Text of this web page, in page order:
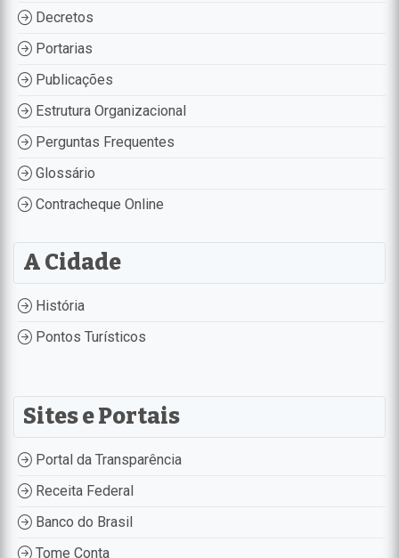
Decretos
Portarias
Publicações
Estrutura Organizacional
Perguntas Frequentes
Glossário
Contracheque Online
A Cidade
História
Pontos Turísticos
Sites e Portais
Portal da Transparência
Receita Federal
Banco do Brasil
Tome Conta